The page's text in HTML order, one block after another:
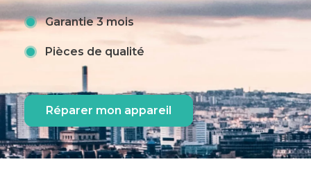
Garantie 3 mois
Pièces de qualité
Réparer mon appareil